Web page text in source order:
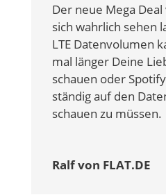
Der neue Mega
sich wahrlich sehen
LTE Datenvolumen
mal länger Deine
schauen oder
ständig auf den
schauen zu müssen.
Ralf von FLAT.DE